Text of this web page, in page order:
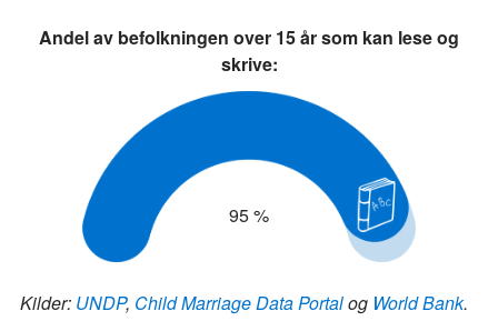
Andel av befolkningen over 15 år som kan lese og
skrive:
95 %
Kilder: UNDP, Child Marriage Data Portalog World Bank.